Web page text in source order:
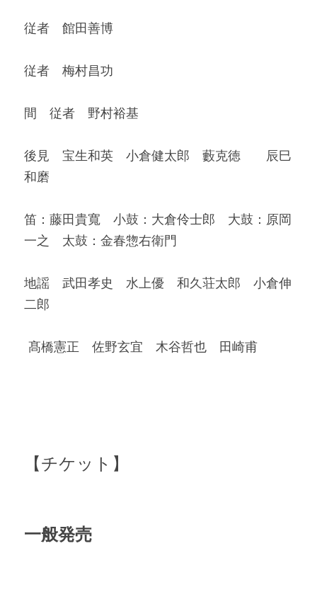
従者　館田善博
従者　梅村昌功
間　従者　野村裕基
後見　宝生和英　小倉健太郎 藪克徳　　辰巳
和磨
笛：藤田貴寬　小鼓：大倉伶士郎　大鼓：原岡
一之　太鼓：金春惣右衛門
地謡 武田孝史　水上優　和久荘太郎　小倉伸
二郎
髙橋憲正　佐野玄宜 木谷哲也　田崎甫
【チケット】
一般発売